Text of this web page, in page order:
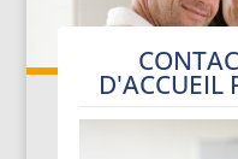
D'ACCUEIL